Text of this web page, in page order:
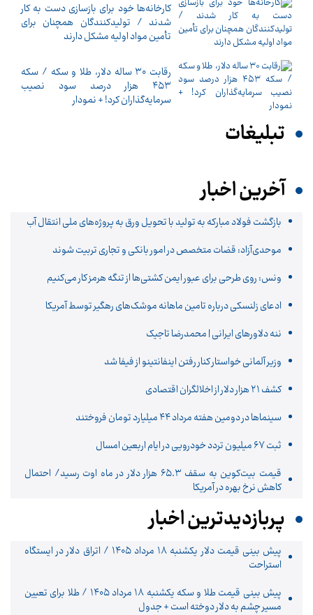
کارخانه‌ها خود برای بازسازی دست به کار
شدند / تولیدکنندگان همچنان برای
تأمین مواد اولیه مشکل دارند
رقابت ۳۰ ساله دلار، طلا و سکه / سکه
۴۵۳ هزار درصد سود نصیب
سرمایه‌گذاران کرد! + نمودار
تبلیغات
آخرین اخبار
بازگشت فولاد مبارکه به تولید با تحویل ورق به پروژه‌های ملی انتقال آب
موحدی‌آزاد: قضات متخصص در امور بانکی و تجاری تربیت شوند
ونس: روی طرحی برای عبور ایمن کشتی‌ها از تنگه هرمز کار می‌کنیم
ادعای زلنسکی درباره تامین ماهانه موشک‌های رهگیر توسط آمریکا
ننه دلاورهای ایرانی | محمدرضا تاجیک
وزیر آلمانی خواستار کنار رفتن اینفانتینو از فیفا شد
کشف ۲۱ هزار دلار از اخلالگران اقتصادی
سینماها در دومین هفته‌ مرداد ۴۴ میلیارد تومان فروختند
ثبت ۶۷ میلیون تردد خودرویی در ایام اربعین امسال
قیمت بیت‌کوین به سقف ۶۵.۳ هزار دلار در ماه اوت رسید/ احتمال
کاهش نرخ بهره در آمریکا
پربازدیدترین اخبار
پیش ‌بینی قیمت دلار یکشنبه ۱۸ مرداد ۱۴۰۵ / اتراق دلار در ایستگاه
استراحت
پیش‌ بینی قیمت طلا و سکه یکشنبه ۱۸ مرداد ۱۴۰۵ / طلا برای تعیین
مسیر چشم به دلار دوخته است + جدول